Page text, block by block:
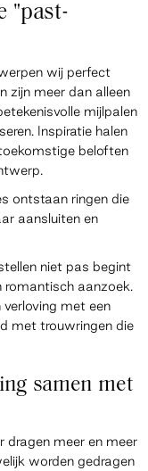
"past-
wij perfect
zijn meer dan alleen
mijlpalen
Inspiratie halen
beloften
ontstaan ringen die
aansluiten en
niet pas begint
romantisch aanzoek.
met een
met trouwringen die
samen met
dragen meer en meer
worden gedragen